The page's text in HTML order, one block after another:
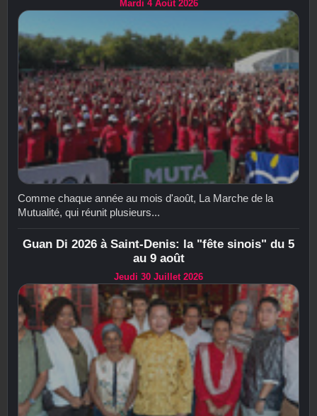
Mardi 4 Août 2026
Comme chaque année au mois d'août, La Marche de la
Mutualité, qui réunit plusieurs...
Guan Di 2026 à Saint-Denis: la "fête sinois" du 5
au 9 août
Jeudi 30 Juillet 2026